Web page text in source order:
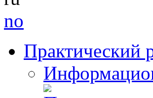
no
Практический